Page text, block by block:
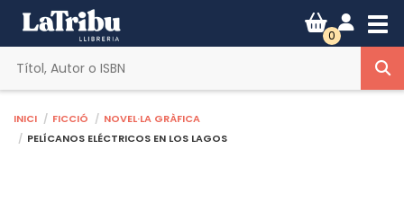
0
Inici Ficció
Novel·la gràfica
PELÍCANOS ELÉCTRICOS EN LOS LAGOS